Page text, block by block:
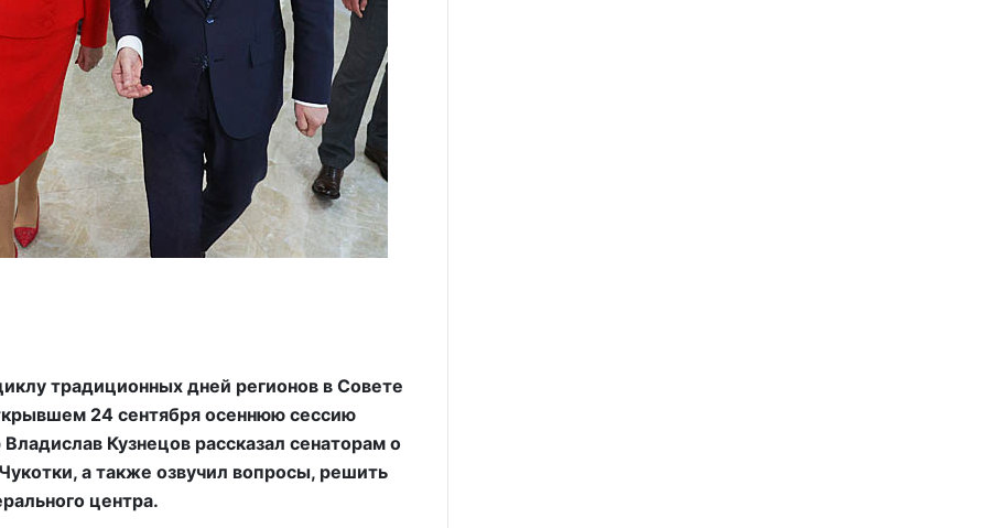
традиционных дней регионов в Совете
24 сентября осеннюю сессию
Кузнецов рассказал сенаторам о
а также озвучил вопросы, решить
центра.